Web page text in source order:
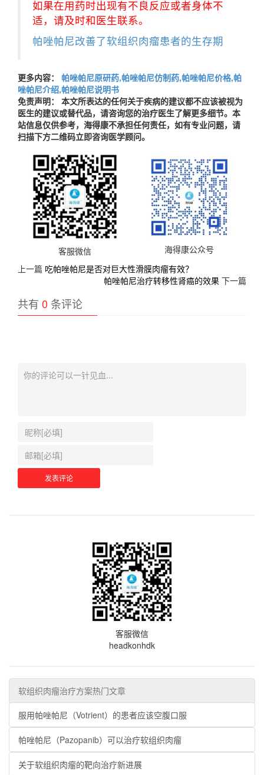
如果在用药时出现有不良反应或者身体不
适，请及时和医生联系。
帕唑帕尼改善了软组织肉瘤患者的生存期
更多内容：
帕唑帕尼原研药,帕唑帕尼仿制药,帕唑帕尼价格,帕
唑帕尼介绍,帕唑帕尼说明书
免责声明： 本文所表达的任何关于疾病的建议都不应该被视为
医生的建议或替代品，请咨询您的治疗医生了解更多细节。本
站信息仅供参考，海得康不承担任何责任，如有专业问题，请
扫描下方二维码立即咨询医学顾问。
客服微信
海得康公众号
上一篇 吃帕唑帕尼是否对巨大性滑膜肉瘤有效？
帕唑帕尼治疗转移性肾癌的效果 下一篇
共有 0 条评论
客服微信
headkonhdk
软组织肉瘤治疗方案热门文章
服用帕唑帕尼（Votrient）的患者应该空腹口服
帕唑帕尼（Pazopanib）可以治疗软组织肉瘤
关于软组织肉瘤的靶向治疗新进展